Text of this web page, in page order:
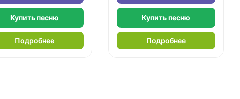
Купить песню
Подробнее
Купить песню
Подробнее